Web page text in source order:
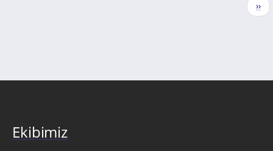
››
Ekibimiz